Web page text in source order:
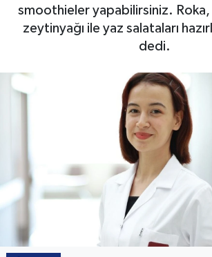
smoothieler yapabilirsiniz.
zeytinyağı ile yaz salataları
dedi.